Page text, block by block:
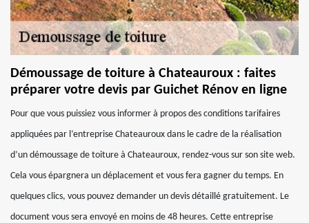
Démoussage de toiture à Chateauroux : faites
préparer votre devis par Guichet Rénov en ligne
Pour que vous puissiez vous informer à propos des conditions tarifaires
appliquées par l’entreprise Chateauroux dans le cadre de la réalisation
d’un démoussage de toiture à Chateauroux, rendez-vous sur son site web.
Cela vous épargnera un déplacement et vous fera gagner du temps. En
quelques clics, vous pouvez demander un devis détaillé gratuitement. Le
document vous sera envoyé en moins de 48 heures. Cette entreprise